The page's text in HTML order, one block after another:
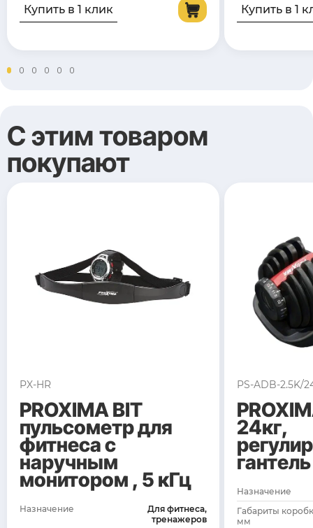
Купить в 1 клик Купить в 1
С этим товаром
покупают
PX-HR
PROXIMA BIT
пульсометр для
фитнеса с
наручным
монитором , 5 кГц
Назначение
Для фитнеса,
тренажеров
PS-ADB-2.5K/
24кг,
гантель
Назначение
Габариты
мм